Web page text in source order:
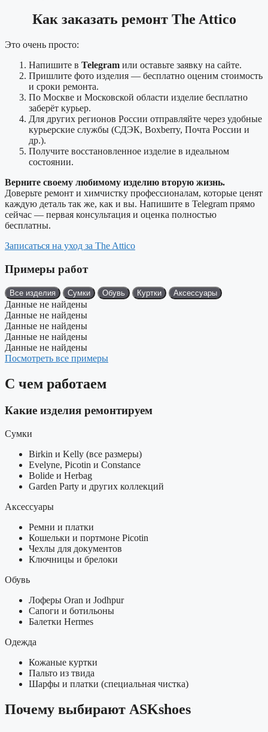
Как заказать ремонт The Attico
Это очень просто:
Напишите в Telegram или оставьте заявку на сайте.
Пришлите фото изделия — бесплатно оценим стоимость
и сроки ремонта.
По Москве и Московской области изделие бесплатно
заберёт курьер.
Для других регионов России отправляйте через удобные
курьерские службы (СДЭК, Boxberry, Почта России и
др.).
Получите восстановленное изделие в идеальном
состоянии.
Верните своему любимому изделию вторую жизнь.
Доверьте ремонт и химчистку профессионалам, которые ценят
каждую деталь так же, как и вы. Напишите в Telegram прямо
сейчас — первая консультация и оценка полностью
бесплатны.
Записаться на уход за The Attico
Примеры работ
Все изделия Сумки Обувь Куртки Аксессуары
Данные не найдены
Данные не найдены
Данные не найдены
Данные не найдены
Данные не найдены
Посмотреть все примеры
С чем работаем
Какие изделия ремонтируем
Сумки
Birkin и Kelly (все размеры)
Evelyne, Picotin и Constance
Bolide и Herbag
Garden Party и других коллекций
Аксессуары
Ремни и платки
Кошельки и портмоне Picotin
Чехлы для документов
Ключницы и брелоки
Обувь
Лоферы Oran и Jodhpur
Сапоги и ботильоны
Балетки Hermes
Одежда
Кожаные куртки
Пальто из твида
Шарфы и платки (специальная чистка)
Почему выбирают ASKshoes